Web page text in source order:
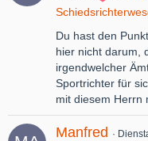
Du hast den
hier nicht darum,
irgendwelcher
Sportrichter für
mit diesem Herrn
Manfred